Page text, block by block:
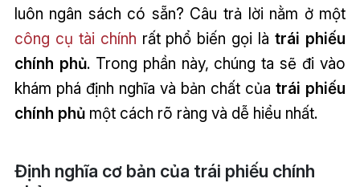
luôn ngân sách có sẵn? Câu trả lời nằm ở một
công cụ tài chính rất phổ biến gọi làtrái phiếu
chính phủ. Trong phần này, chúng ta sẽ đi vào
khám phá định nghĩa và bản chất củatrái phiếu
chính phủmột cách rõ ràng và dễ hiểu nhất.
Định nghĩa cơ bản của trái phiếu chính